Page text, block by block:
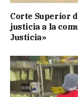
Corte Superior
justicia a la
Justicia»